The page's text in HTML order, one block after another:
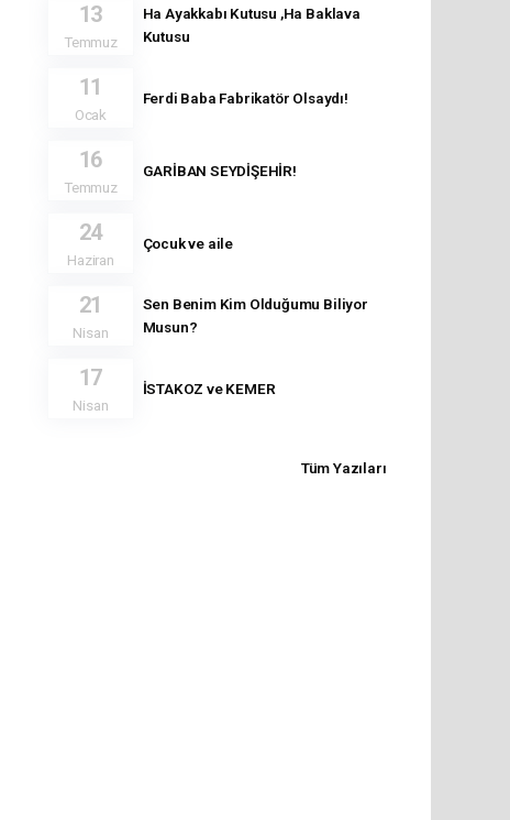
13
Temmuz
Ha Ayakkabı Kutusu ,Ha Baklava
Kutusu
11
Ocak
Ferdi Baba Fabrikatör Olsaydı!
16
Temmuz
GARİBAN SEYDİŞEHİR!
24
Haziran
Çocuk ve aile
21
Nisan
Sen Benim Kim Olduğumu Biliyor
Musun?
17
Nisan
İSTAKOZ ve KEMER
Tüm Yazıları